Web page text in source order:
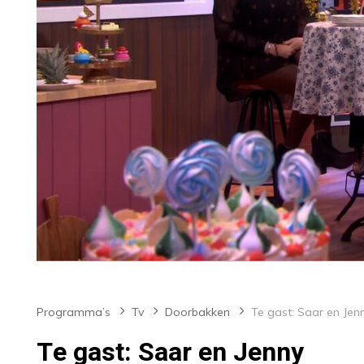
Programma’s Tv Doorbakken Te gast: Saar en
Te gast: Saar en Jenny